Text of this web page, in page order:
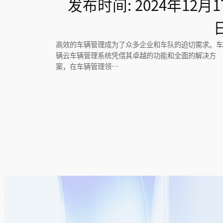
发布时间: 2024年12月
高效的车辆管理成为了众多企业和车队的迫切需求。车
辆云车辆管理系统凭借其卓越的功能和全面的解决方
案，在车辆管理领…